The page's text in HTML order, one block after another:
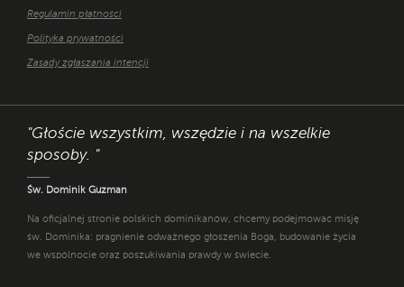
Regulamin płatności
Polityka prywatności
Zasady zgłaszania intencji
"Głoście wszystkim, wszędzie i na wszelkie
sposoby. "
Św. Dominik Guzman
Na oficjalnej stronie polskich dominikanów, chcemy podejmować misję
św. Dominika: pragnienie odważnego głoszenia Boga, budowanie życia
we wspólnocie oraz poszukiwania prawdy w świecie.